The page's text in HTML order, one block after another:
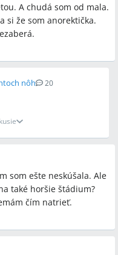
A chudá som od mala.
si že som anorektička.
nôh 20
som ešte neskúšala. Ale
také horšie štádium?
čím natrieť.